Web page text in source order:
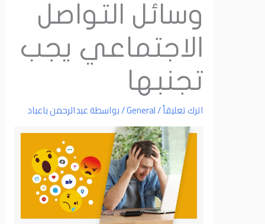
وسائل التواصل
الاجتماعي يجب
تجنبها
اترك تعليقاً/
General/ بواسطةعبدالرحمن باعباد